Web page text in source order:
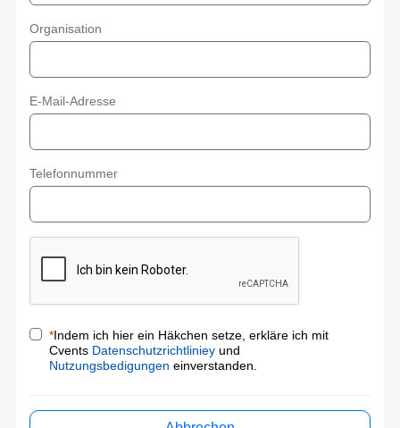
Organisation
E-Mail-Adresse
Telefonnummer
*Indem ich hier ein Häkchen setze, erkläre ich mit
Cvents Datenschutzrichtliniey und
Nutzungsbedigungen einverstanden.